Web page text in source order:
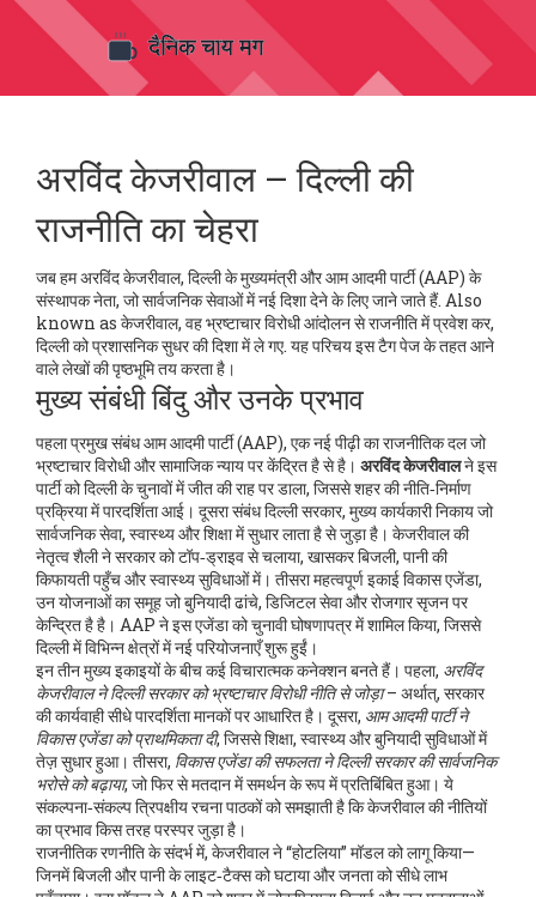
अरविंद केजरीवाल – दिल्ली की
राजनीति का चेहरा
जब हमअरविंद केजरीवाल, दिल्ली के मुख्यमंत्री और आम आदमी पार्टी (AAP) के
संस्थापक नेता, जो सार्वजनिक सेवाओं में नई दिशा देने के लिए जाने जाते हैं. Also
known as केजरीवाल, वह भ्रष्टाचार विरोधी आंदोलन से राजनीति में प्रवेश कर,
दिल्ली को प्रशासनिक सुधर की दिशा में ले गए. यह परिचय इस टैग पेज के तहत आने
वाले लेखों की पृष्ठभूमि तय करता है।
मुख्य संबंधी बिंदु और उनके प्रभाव
पहला प्रमुख संबंधआम आदमी पार्टी (AAP), एक नई पीढ़ी का राजनीतिक दल जो
भ्रष्टाचार विरोधी और सामाजिक न्याय पर केंद्रित हैसे है। अरविंद केजरीवालने इस
पार्टी को दिल्ली के चुनावों में जीत की राह पर डाला, जिससे शहर की नीति‑निर्माण
प्रक्रिया में पारदर्शिता आई। दूसरा संबंधदिल्ली सरकार, मुख्य कार्यकारी निकाय जो
सार्वजनिक सेवा, स्वास्थ्य और शिक्षा में सुधार लाता हैसे जुड़ा है। केजरीवाल की
नेतृत्व शैली ने सरकार को टॉप‑ड्राइव से चलाया, खासकर बिजली, पानी की
किफायती पहुँच और स्वास्थ्य सुविधाओं में। तीसरा महत्वपूर्ण इकाईविकास एजेंडा,
उन योजनाओं का समूह जो बुनियादी ढांचे, डिजिटल सेवा और रोजगार सृजन पर
केन्द्रित हैहै। AAP ने इस एजेंडा को चुनावी घोषणापत्र में शामिल किया, जिससे
दिल्ली में विभिन्न क्षेत्रों में नई परियोजनाएँ शुरू हुईं।
इन तीन मुख्य इकाइयों के बीच कई विचारात्मक कनेक्शन बनते हैं। पहला, अरविंद
केजरीवाल ने दिल्ली सरकार को भ्रष्टाचार विरोधी नीति से जोड़ा– अर्थात्, सरकार
की कार्यवाही सीधे पारदर्शिता मानकों पर आधारित है। दूसरा, आम आदमी पार्टी ने
विकास एजेंडा को प्राथमिकता दी, जिससे शिक्षा, स्वास्थ्य और बुनियादी सुविधाओं में
तेज़ सुधार हुआ। तीसरा, विकास एजेंडा की सफलता ने दिल्ली सरकार की सार्वजनिक
भरोसे को बढ़ाया, जो फिर से मतदान में समर्थन के रूप में प्रतिबिंबित हुआ। ये
संकल्पना‑संकल्प त्रिपक्षीय रचना पाठकों को समझाती है कि केजरीवाल की नीतियों
का प्रभाव किस तरह परस्पर जुड़ा है।
राजनीतिक रणनीति के संदर्भ में, केजरीवाल ने “होटलिया” मॉडल को लागू किया—
जिनमें बिजली और पानी के लाइट‑टैक्स को घटाया और जनता को सीधे लाभ